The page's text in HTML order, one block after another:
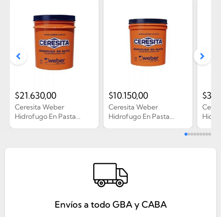
Ceresita Weber
Hidrofugo En Pasta...
$21.630,00
Ceresita Weber
Hidrofugo En Pasta...
$10.150,00 $
Envíos a todo GBA y CABA